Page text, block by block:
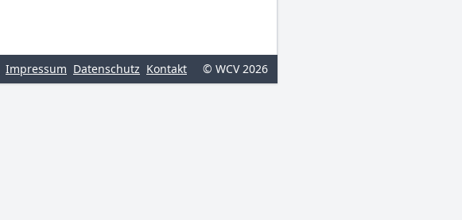
Impressum Datenschutz Kontakt © WCV 2026